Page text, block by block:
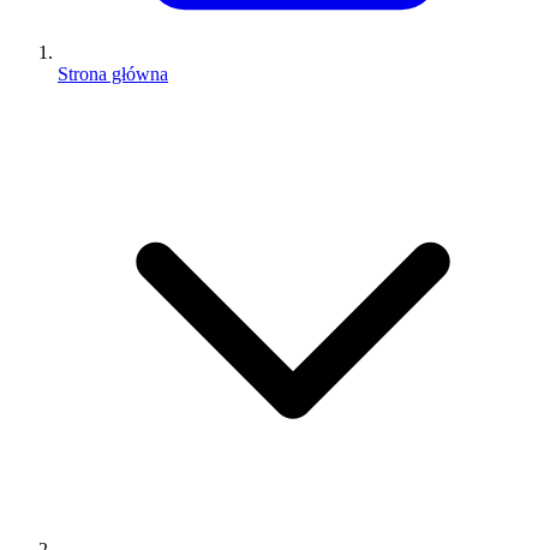
Strona główna